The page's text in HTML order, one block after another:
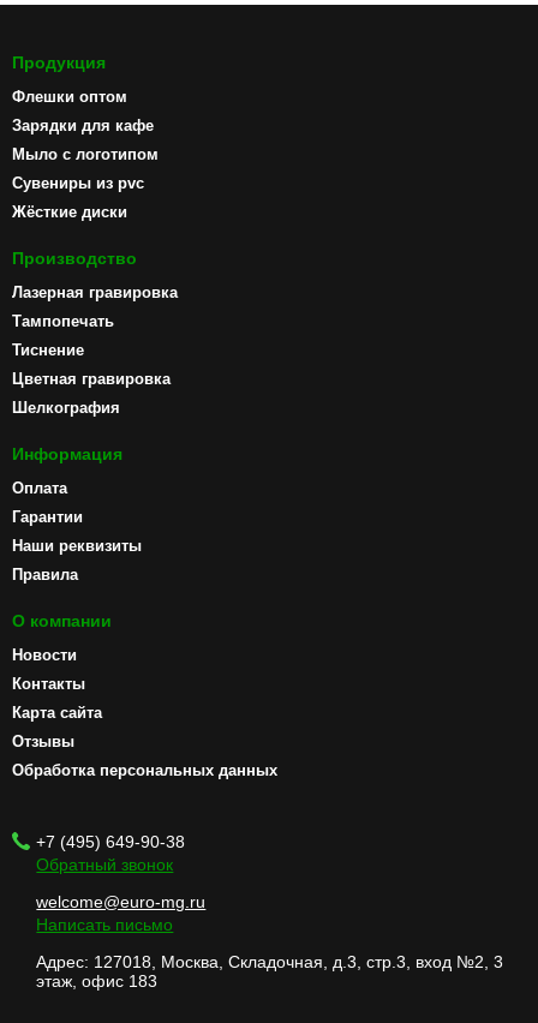
Продукция
Флешки оптом
Зарядки для кафе
Мыло с логотипом
Сувениры из pvc
Жёсткие диски
Производство
Лазерная гравировка
Тампопечать
Тиснение
Цветная гравировка
Шелкография
Информация
Оплата
Гарантии
Наши реквизиты
Правила
О компании
Новости
Контакты
Карта сайта
Отзывы
Обработка персональных данных
+7 (495) 649-90-38
Обратный звонок
welcome@euro-mg.ru
Написать письмо
Адрес: 127018, Москва, Складочная, д.3, стр.3, вход №2, 3
этаж, офис 183